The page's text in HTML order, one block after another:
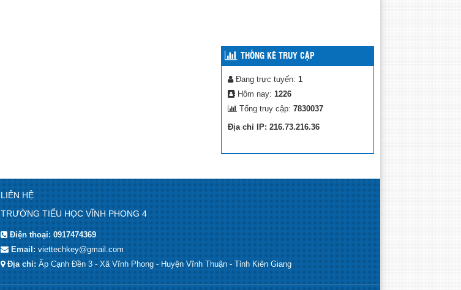
THỐNG KÊ TRUY CẬP
Đang trực tuyến: 1
Hôm nay: 1226
Tổng truy cập: 7830037
Địa chỉ IP: 216.73.216.36
LIÊN HỆ
TRƯỜNG TIỂU HỌC VĨNH PHONG 4
Điện thoại:0917474369
Email:viettechkey@gmail.com
Địa chỉ:Ấp Cạnh Đền 3 - Xã Vĩnh Phong - Huyện Vĩnh Thuận - Tỉnh Kiên Giang